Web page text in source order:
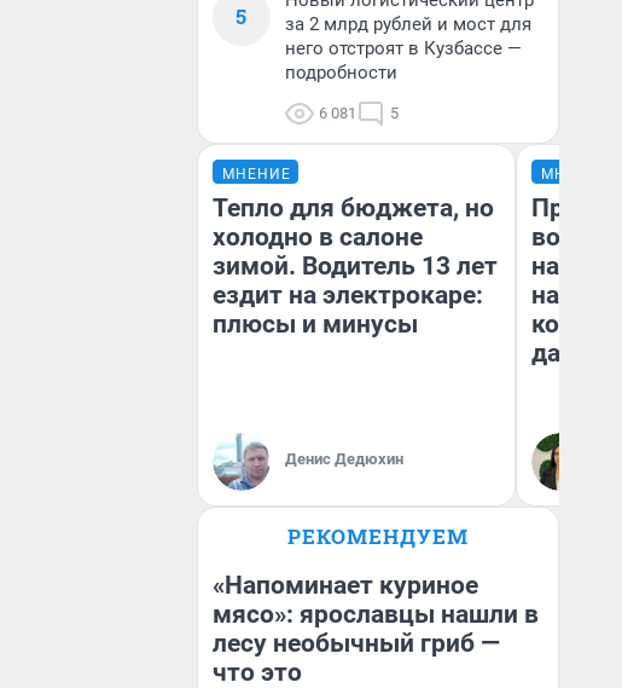
5
за 2 млрд рублей и мост для
него отстроят в Кузбассе —
подробности
6 081 5
МНЕНИЕ
Тепло для бюджета, но
холодно в салоне
зимой. Водитель 13 лет
ездит на электрокаре:
плюсы и минусы
Денис Дедюхин
МНЕНИЕ
нам
даже
РЕКОМЕНДУЕМ
«Напоминает куриное
мясо»: ярославцы нашли в
лесу необычный гриб —
что это